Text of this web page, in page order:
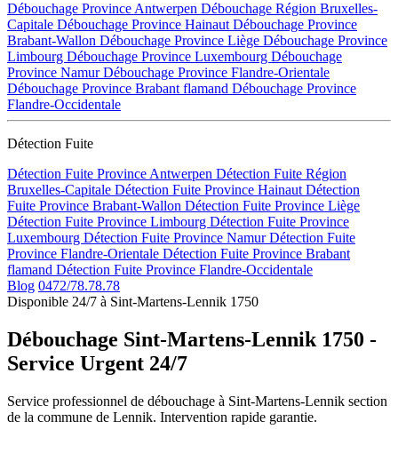
Débouchage Province Antwerpen Débouchage Région Bruxelles-
Capitale Débouchage Province Hainaut Débouchage Province
Brabant-Wallon Débouchage Province Liège Débouchage Province
Limbourg Débouchage Province Luxembourg Débouchage
Province NamurDébouchage Province Flandre-Orientale
Débouchage Province Brabant flamand Débouchage Province
Flandre-Occidentale
Détection Fuite
Détection Fuite Province Antwerpen Détection Fuite Région
Bruxelles-Capitale Détection Fuite Province Hainaut Détection
Fuite Province Brabant-Wallon Détection Fuite Province Liège
Détection Fuite Province Limbourg Détection Fuite Province
Luxembourg Détection Fuite Province NamurDétection Fuite
Province Flandre-Orientale Détection Fuite Province Brabant
flamand Détection Fuite Province Flandre-Occidentale
Blog 0472/78.78.78
Disponible 24/7 à Sint-Martens-Lennik 1750
Débouchage Sint-Martens-Lennik 1750 -
Service Urgent 24/7
Service professionnel de débouchage à Sint-Martens-Lennik section
de la commune de Lennik. Intervention rapide garantie.